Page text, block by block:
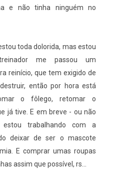
e não tinha ninguém no
toda dolorida, mas estou
me passou um
reinício, que tem exigido de
então por hora está
o fôlego, retomar o
já tive. E em breve - ou não
trabalhando com a
deixar de ser o mascote
E comprar umas roupas
assim que possível, rs...